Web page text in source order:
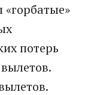
потерь